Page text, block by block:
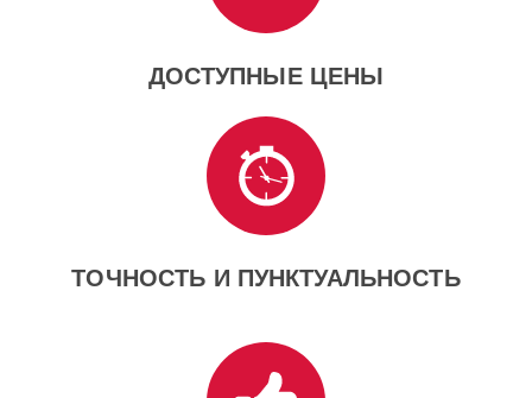
ДОСТУПНЫЕ ЦЕНЫ
ТОЧНОСТЬ И ПУНКТУАЛЬНОСТЬ